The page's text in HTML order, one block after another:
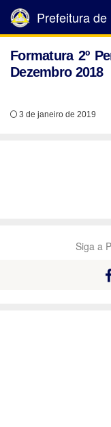
Prefeitura
Formatura 2º
Dezembro 2018
3 de janeiro de 2019
Siga a